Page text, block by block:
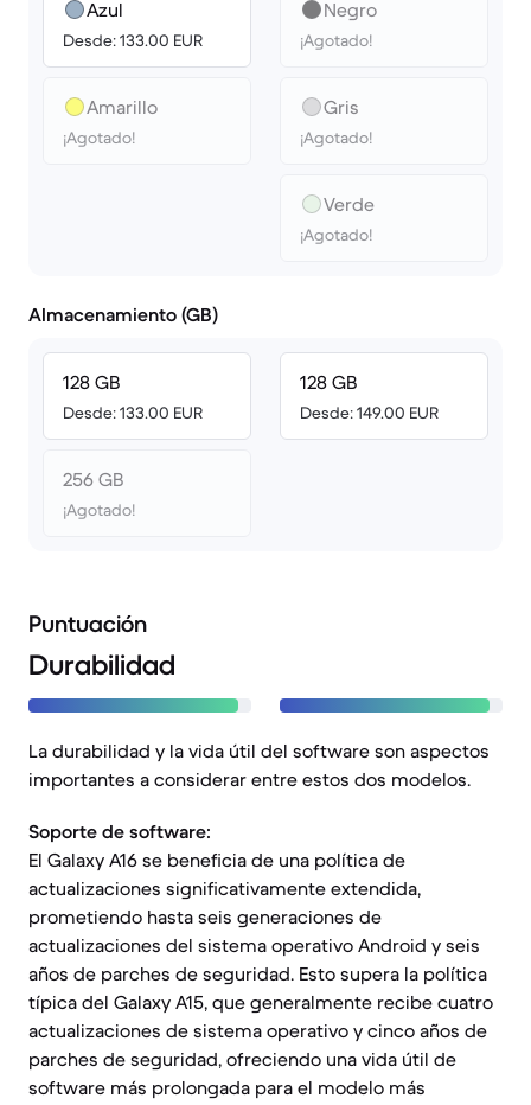
Azul
Desde: 133.00 EUR
Amarillo
¡Agotado!
Negro
¡Agotado!
Gris
¡Agotado!
Verde
¡Agotado!
Almacenamiento (GB)
128 GB
Desde: 133.00 EUR
256 GB
¡Agotado!
128 GB
Desde: 149.00 EUR
Puntuación
Durabilidad
La durabilidad y la vida útil del software son aspectos
importantes a considerar entre estos dos modelos.
Soporte de software:
El Galaxy A16 se beneficia de una política de
actualizaciones significativamente extendida,
prometiendo hasta seis generaciones de
actualizaciones del sistema operativo Android y seis
años de parches de seguridad. Esto supera la política
típica del Galaxy A15, que generalmente recibe cuatro
actualizaciones de sistema operativo y cinco años de
parches de seguridad, ofreciendo una vida útil de
software más prolongada para el modelo más